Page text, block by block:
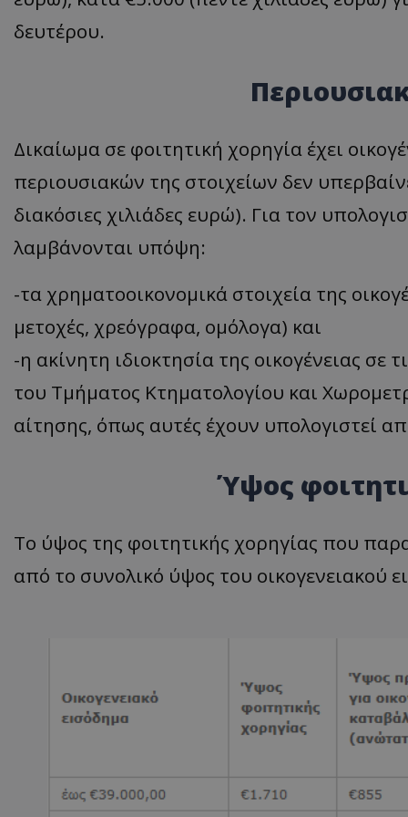
δευτέρου.
Δικαίωμα σε φοιτητική χορηγία έχει
περιουσιακών της στοιχείων δεν
διακόσιες χιλιάδες ευρώ). Για τον
λαμβάνονται υπόψη:
-τα χρηματοοικονομικά στοιχεία της
μετοχές, χρεόγραφα, ομόλογα) και
-η ακίνητη ιδιοκτησία της οικογένειας σε
του Τμήματος Κτηματολογίου και
αίτησης, όπως αυτές έχουν υπολογιστεί
Ύψος
Το ύψος της φοιτητικής χορηγίας που
από το συνολικό ύψος του οικογενειακού
__cf_bm
__cf_bm
ASP.NET_SessionId